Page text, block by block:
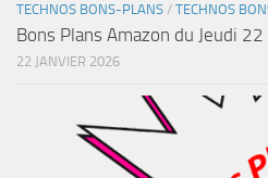
TECHNOS BONS-PLANS / TECHNOS
Bons Plans Amazon du Jeudi
22 JANVIER 2026